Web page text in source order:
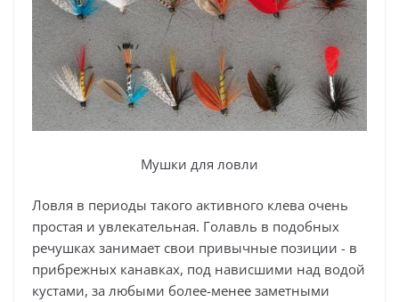
Мушки для ловли
Ловля в периоды такого активного клева очень
простая и увлекательная. Голавль в подобных
речушках занимает свои привычные позиции - в
прибрежных канавках, под нависшими над водой
кустами, за любыми более-менее заметными